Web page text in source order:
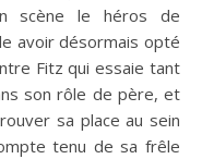
scène le héros de
avoir désormais opté
Fitz qui essaie tant
son rôle de père, et
sa place au sein
tenu de sa frêle